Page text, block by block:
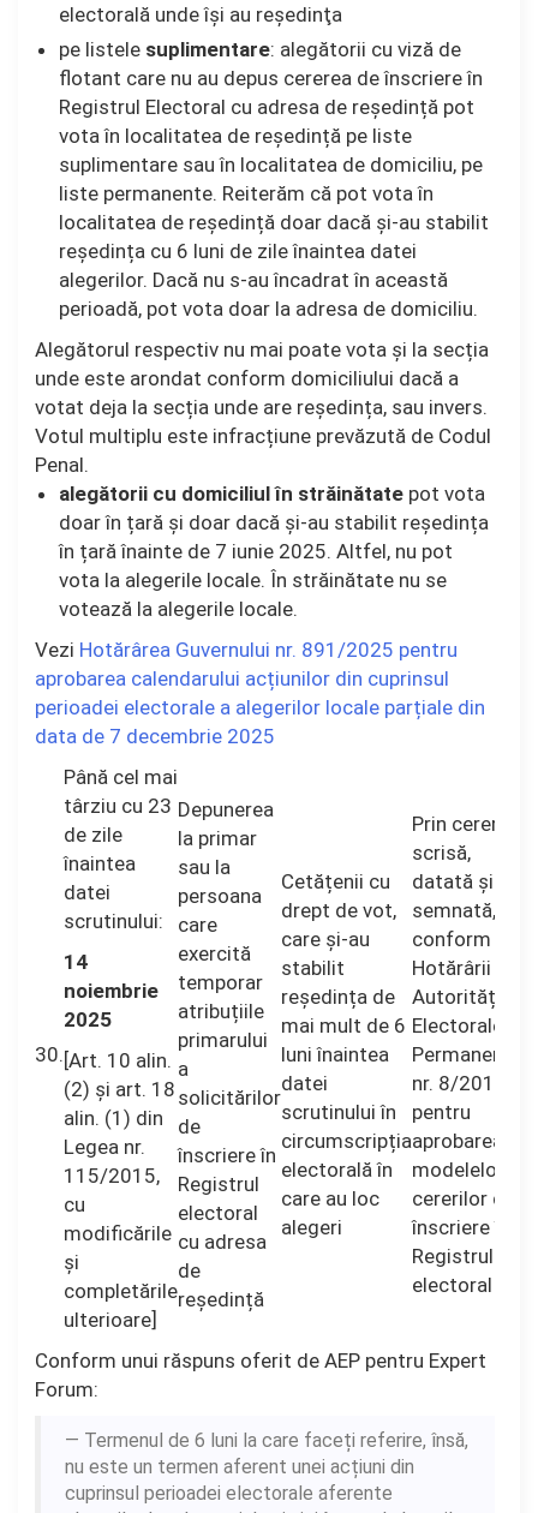
electorală unde îşi au reşedinţa
pe listele suplimentare: alegătorii cu viză de
flotant care nu au depus cererea de înscriere în
Registrul Electoral cu adresa de reședință pot
vota în localitatea de reședință pe liste
suplimentare sau în localitatea de domiciliu, pe
liste permanente. Reiterăm că pot vota în
localitatea de reședință doar dacă și-au stabilit
reședința cu 6 luni de zile înaintea datei
alegerilor. Dacă nu s-au încadrat în această
perioadă, pot vota doar la adresa de domiciliu.
Alegătorul respectiv nu mai poate vota și la secția
unde este arondat conform domiciliului dacă a
votat deja la secția unde are reședința, sau invers.
Votul multiplu este infracțiune prevăzută de Codul
Penal.
alegătorii cu domiciliul în străinătate pot vota
doar în țară și doar dacă și-au stabilit reședința
în țară înainte de 7 iunie 2025. Altfel, nu pot
vota la alegerile locale. În străinătate nu se
votează la alegerile locale.
Vezi Hotărârea Guvernului nr. 891/2025 pentru
aprobarea calendarului acțiunilor din cuprinsul
perioadei electorale a alegerilor locale parțiale din
data de 7 decembrie 2025
30.
Până cel mai
târziu cu 23
de zile
înaintea
datei
scrutinului:
14
noiembrie
2025
[Art. 10 alin.
(2) și art. 18
alin. (1) din
Legea nr.
115/2015,
cu
modificările
și
completările
ulterioare]
Depunerea
la primar
sau la
persoana
care
exercită
temporar
atribuțiile
primarului
a
solicitărilor
de
înscriere în
Registrul
electoral
cu adresa
de
reședință
Cetățenii cu
drept de vot,
care și-au
stabilit
reședința de
mai mult de 6
luni înaintea
datei
scrutinului în
circumscripția
electorală în
care au loc
alegeri
Prin cerere
scrisă,
datată și
semnată,
conform
Hotărârii
Autorității
Electorale
Permanente
nr. 8/2016
pentru
aprobarea
modelelor
cererilor de
înscriere în
Registrul
electoral
Conform unui răspuns oferit de AEP pentru Expert
Forum:
Termenul de 6 luni la care faceți referire, însă,
nu este un termen aferent unei acțiuni din
cuprinsul perioadei electorale aferente